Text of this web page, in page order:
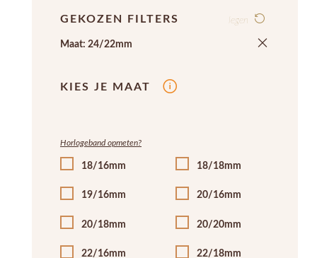
GEKOZEN FILTERS legen
Maat: 24/22mm
KIES JE MAAT
Horlogeband opmeten?
18/16mm 18/18mm
19/16mm 20/16mm
20/18mm 20/20mm
22/16mm 22/18mm